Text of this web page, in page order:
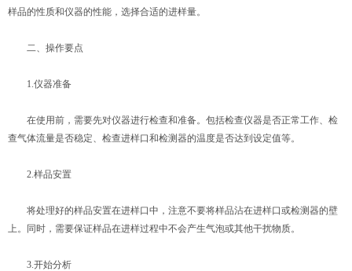
样品的性质和仪器的性能，选择合适的进样量。
二、操作要点
1.仪器准备
在使用前，需要先对仪器进行检查和准备。包括检查仪器是否正常工作、检
查气体流量是否稳定、检查进样口和检测器的温度是否达到设定值等。
2.样品安置
将处理好的样品安置在进样口中，注意不要将样品沾在进样口或检测器的壁
上。同时，需要保证样品在进样过程中不会产生气泡或其他干扰物质。
3.开始分析